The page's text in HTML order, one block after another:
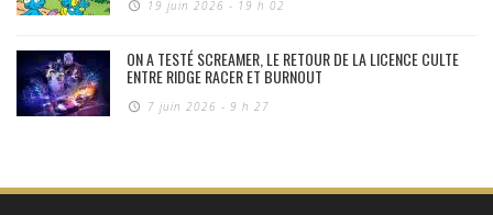
19 juin 2026 - 19 h 02
ON A TESTÉ SCREAMER, LE RETOUR DE LA LICENCE CULTE
ENTRE RIDGE RACER ET BURNOUT
7 juin 2026 - 9 h 27